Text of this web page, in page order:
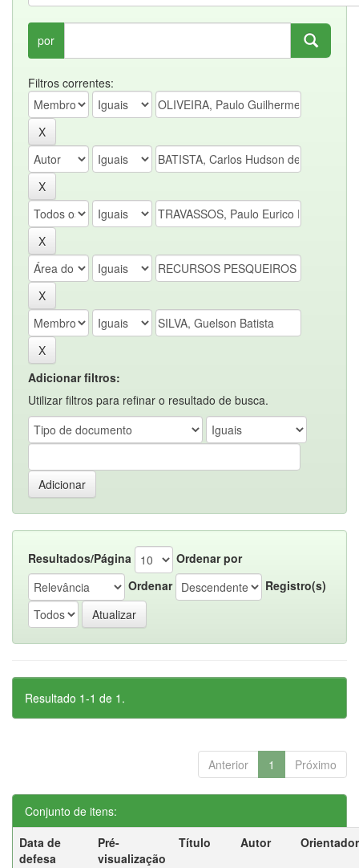
por
Filtros correntes:
Adicionar filtros:
Utilizar filtros para refinar o resultado de busca.
Resultados/Página
Ordenar por
Ordenar
Registro(s)
Resultado 1-1 de 1.
Anterior 1 Próximo
Conjunto de itens:
Data de
defesa
Pré-
visualização
Título Autor Orientador